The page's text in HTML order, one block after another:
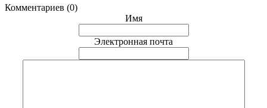
Комментариев (0)
Имя
Электронная почта